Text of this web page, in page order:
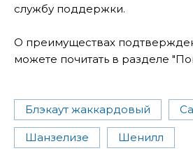
службу поддержки.
О преимуществах
можете почитать в разделе
Блэкаут жаккардовый
Шанзелизе Шенилл